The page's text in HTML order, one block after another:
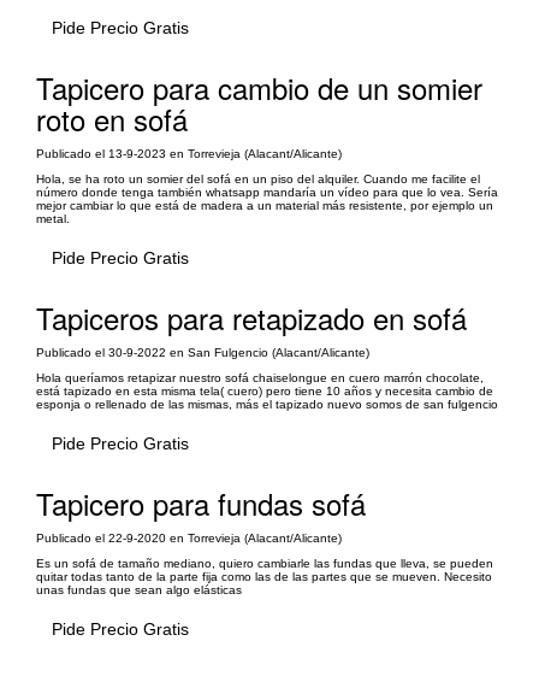
Pide Precio Gratis
Tapicero para cambio de un somier
roto en sofá
Publicado el 13-9-2023 en Torrevieja (Alacant/Alicante)
Hola, se ha roto un somier del sofá en un piso del alquiler. Cuando me facilite el
número donde tenga también whatsapp mandaría un vídeo para que lo vea. Sería
mejor cambiar lo que está de madera a un material más resistente, por ejemplo un
metal.
Pide Precio Gratis
Tapiceros para retapizado en sofá
Publicado el 30-9-2022 en San Fulgencio (Alacant/Alicante)
Hola queríamos retapizar nuestro sofá chaiselongue en cuero marrón chocolate,
está tapizado en esta misma tela( cuero) pero tiene 10 años y necesita cambio de
esponja o rellenado de las mismas, más el tapizado nuevo somos de san fulgencio
Pide Precio Gratis
Tapicero para fundas sofá
Publicado el 22-9-2020 en Torrevieja (Alacant/Alicante)
Es un sofá de tamaño mediano, quiero cambiarle las fundas que lleva, se pueden
quitar todas tanto de la parte fija como las de las partes que se mueven. Necesito
unas fundas que sean algo elásticas
Pide Precio Gratis